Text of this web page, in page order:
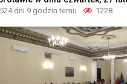
524 dni 9 godzin temu 1228